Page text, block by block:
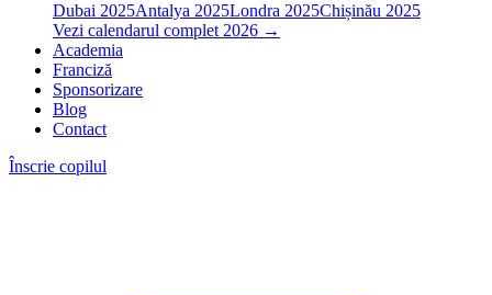
Dubai 2025Antalya 2025Londra 2025Chișinău 2025
Vezi calendarul complet 2026 →
Academia
Franciză
Sponsorizare
Blog
Contact
Înscrie copilul